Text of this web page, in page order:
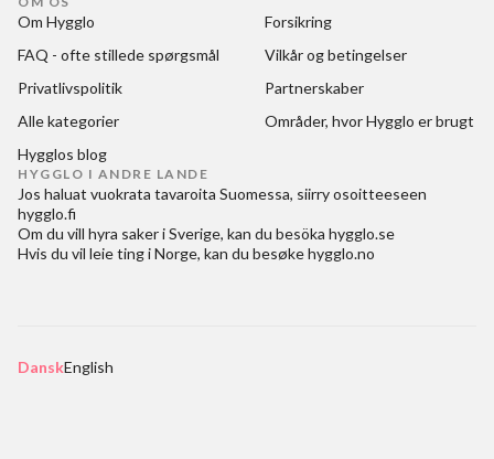
Om Hygglo
Forsikring
FAQ - ofte stillede spørgsmål
Vilkår og betingelser
Privatlivspolitik
Partnerskaber
Alle kategorier
Områder, hvor Hygglo er brugt
Hygglos blog
HYGGLO I ANDRE LANDE
Jos haluat vuokrata tavaroita Suomessa, siirry osoitteeseen
hygglo.fi
Om du vill hyra saker i Sverige, kan du besöka hygglo.se
Hvis du vil leie ting i Norge, kan du besøkehygglo.no
DanskEnglish